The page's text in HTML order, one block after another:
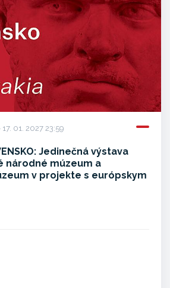
01. 2027 23:59
Jedinečná výstava
národné múzeum a
v projekte s európskym